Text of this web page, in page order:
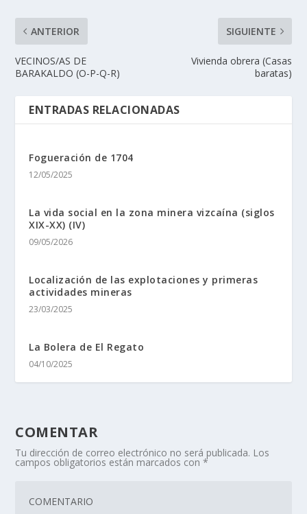
ANTERIOR
VECINOS/AS DE
BARAKALDO (O-P-Q-R)
SIGUIENTE
Vivienda obrera (Casas
baratas)
ENTRADAS RELACIONADAS
Fogueración de 1704
12/05/2025
La vida social en la zona minera vizcaína (siglos
XIX-XX) (IV)
09/05/2026
Localización de las explotaciones y primeras
actividades mineras
23/03/2025
La Bolera de El Regato
04/10/2025
COMENTAR
Tu dirección de correo electrónico no será publicada. Los
campos obligatorios están marcados con*